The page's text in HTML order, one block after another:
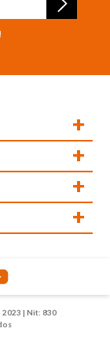
+
+
+
+
| Nit: 830